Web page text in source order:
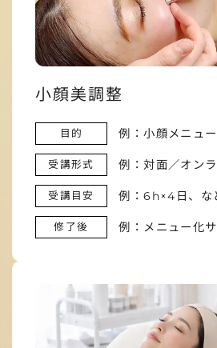
小顔美調整
目的 例：小顔メニュ
受講形式 例：対面／オン
受講目安 例：6h×4日、な
修了後 例：メニュー化